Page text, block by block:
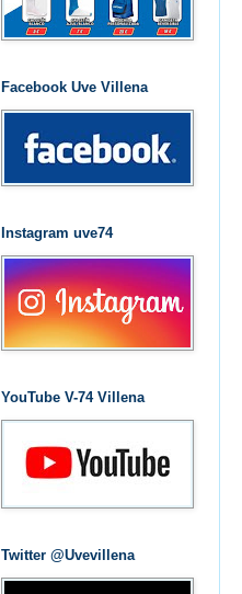
Facebook Uve Villena
Instagram uve74
YouTube V-74 Villena
Twitter @Uvevillena